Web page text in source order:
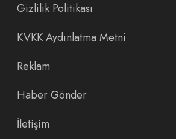
Gizlilik Politikası
KVKK Aydınlatma Metni
Reklam
Haber Gönder
İletişim